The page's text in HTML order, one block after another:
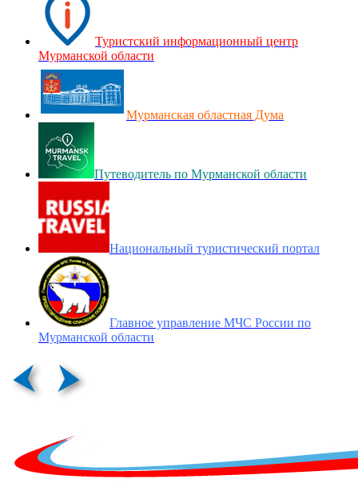
Туристский информационный центр
Мурманской области
Мурманская областная Дума
Путеводитель по Мурманской области
Национальный туристический портал
Главное управление МЧС России по
Мурманской области